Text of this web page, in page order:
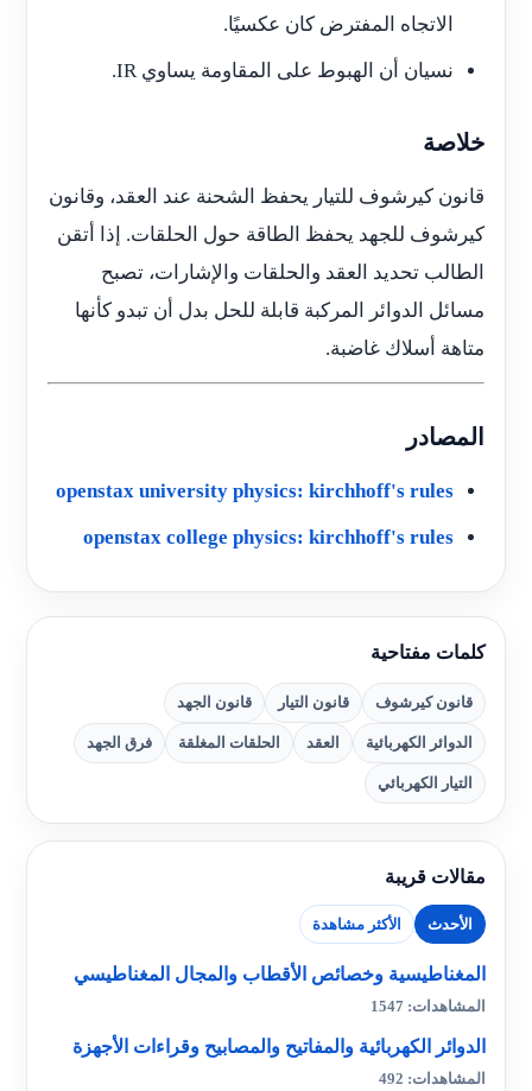
الاتجاه المفترض كان عكسيًا.
نسيان أن الهبوط على المقاومة يساوي IR
.
خلاصة
قانون كيرشوف للتيار يحفظ الشحنة عند العقد، وقانون
كيرشوف للجهد يحفظ الطاقة حول الحلقات. إذا أتقن
الطالب تحديد العقد والحلقات والإشارات، تصبح
مسائل الدوائر المركبة قابلة للحل بدل أن تبدو كأنها
متاهة أسلاك غاضبة.
المصادر
openstax university physics: kirchhoff's rules
openstax college physics: kirchhoff's rules
كلمات مفتاحية
قانون كيرشوف قانون التيار قانون الجهد
الدوائر الكهربائية العقد الحلقات المغلقة فرق الجهد
التيار الكهربائي
مقالات قريبة
الأحدث الأكثر مشاهدة
المغناطيسية وخصائص الأقطاب والمجال المغناطيسي
المشاهدات: 1547
الدوائر الكهربائية والمفاتيح والمصابيح وقراءات الأجهزة
المشاهدات: 492